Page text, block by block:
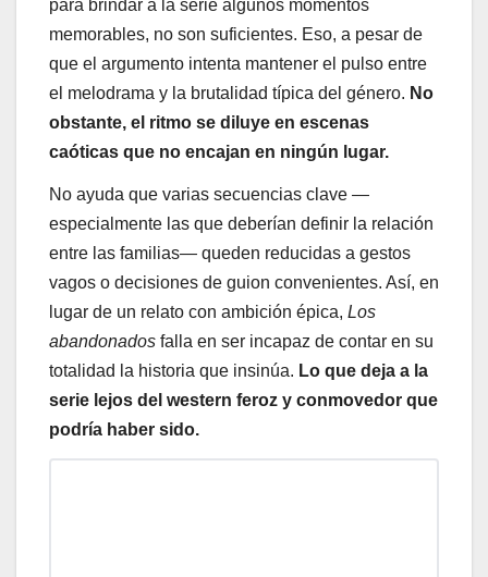
para brindar a la serie algunos momentos
memorables, no son suficientes. Eso, a pesar de
que el argumento intenta mantener el pulso entre
el melodrama y la brutalidad típica del género. No
obstante, el ritmo se diluye en escenas
caóticas que no encajan en ningún lugar.
No ayuda que varias secuencias clave —
especialmente las que deberían definir la relación
entre las familias— queden reducidas a gestos
vagos o decisiones de guion convenientes. Así, en
lugar de un relato con ambición épica, Los
abandonados falla en ser incapaz de contar en su
totalidad la historia que insinúa. Lo que deja a la
serie lejos del western feroz y conmovedor que
podría haber sido.